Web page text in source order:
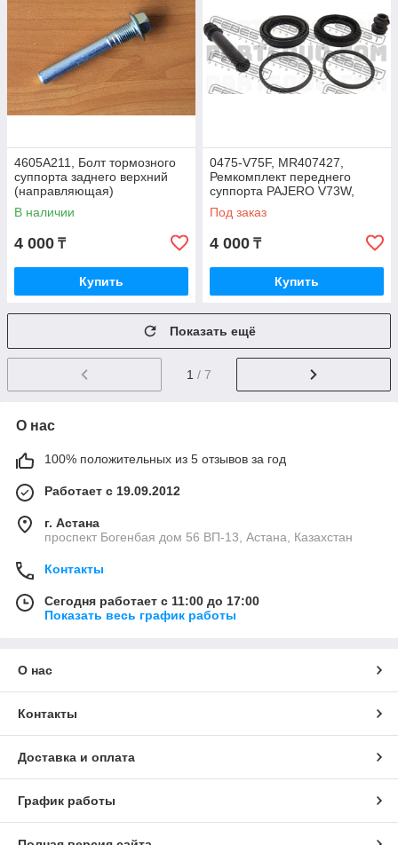
4605A211, Болт тормозного
суппорта заднего верхний
(направляющая)
OUTLANDER CU4W,
ORIGINAL
В наличии
4 000 ₸
Купить
0475-V75F, MR407427,
Ремкомплект переднего
суппорта PAJERO V73W,
V93W, V95W 2006-2021,
MONTERO V75W, FEBEST
Под заказ
4 000 ₸
Купить
Показать ещё
1 / 7
О нас
100% положительных из 5 отзывов за год
Работает с 19.09.2012
г. Астана
проспект Богенбая дом 56 ВП-13, Астана, Казахстан
Контакты
Сегодня работает с 11:00 до 17:00
Показать весь график работы
О нас
Контакты
Доставка и оплата
График работы